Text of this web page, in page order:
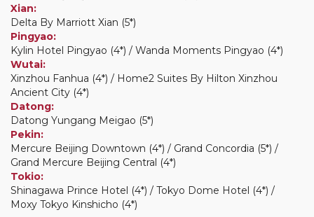
Xian:
Delta By Marriott Xian (5*)
Pingyao:
Kylin Hotel Pingyao (4*) / Wanda Moments Pingyao (4*)
Wutai:
Xinzhou Fanhua (4*) / Home2 Suites By Hilton Xinzhou
Ancient City (4*)
Datong:
Datong Yungang Meigao (5*)
Pekin:
Mercure Beijing Downtown (4*) / Grand Concordia (5*) /
Grand Mercure Beijing Central (4*)
Tokio:
Shinagawa Prince Hotel (4*) / Tokyo Dome Hotel (4*) /
Moxy Tokyo Kinshicho (4*)